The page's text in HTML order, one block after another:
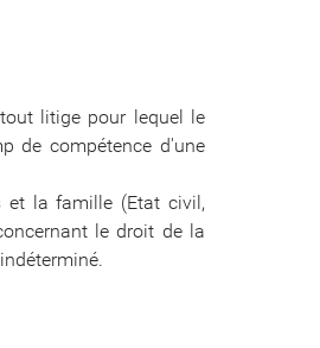
litige pour lequel le
de compétence d'une
et la famille (Etat civil,
le droit de la